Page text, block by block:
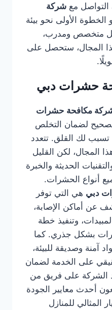
مع شركة
الخطوة الأولى نحو بيئة
متخصص ومدرب،
المجال، ستحصل على
حشرات دبي
مكافحة حشرات
لضمان التخلص
تسبب لك القلق. تتعدد
المجال، لكن القليل
الحديثة والخبرة
أنواع الحشرات.
دبي هي التي توفر
عن أماكن الإصابة،
وتنفيذ خطة
بشكل جذري. كما
آمنة وصديقة للبيئة،
على الخدمة لضمان
الشركة على فريق من
أحدث معايير الجودة
المثالي للمنازل